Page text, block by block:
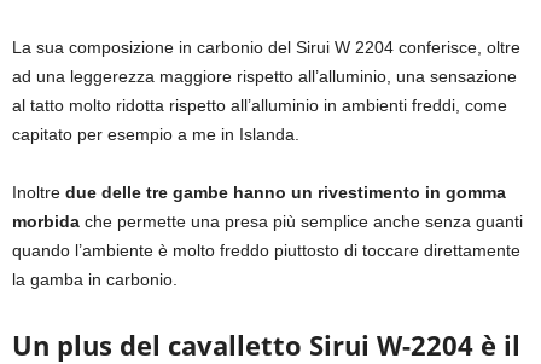
La sua composizione in carbonio del Sirui W 2204 conferisce, oltre
ad una leggerezza maggiore rispetto all’alluminio, una sensazione
al tatto molto ridotta rispetto all’alluminio in ambienti freddi, come
capitato per esempio a me in Islanda.
Inoltre due delle tre gambe hanno un rivestimento in gomma
morbida che permette una presa più semplice anche senza guanti
quando l’ambiente è molto freddo piuttosto di toccare direttamente
la gamba in carbonio.
Un plus del cavalletto Sirui W-2204 è il